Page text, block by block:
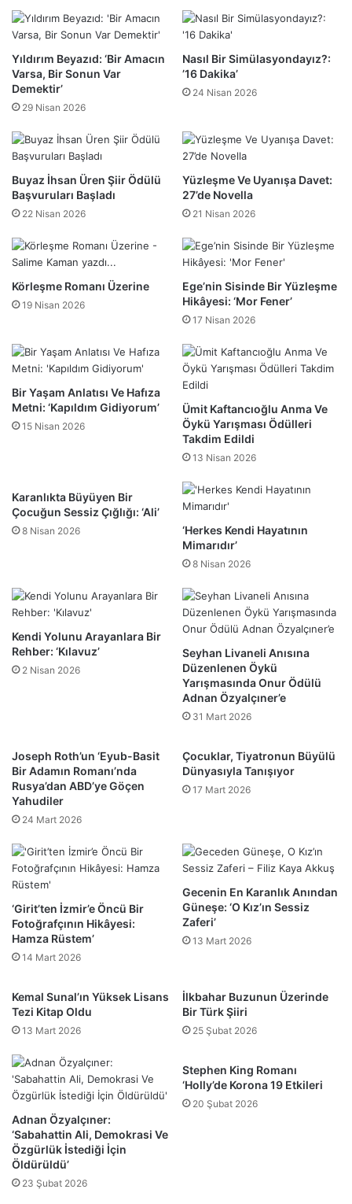
Yıldırım Beyazıd: ‘Bir Amacın
Varsa, Bir Sonun Var
Demektir’
29 Nisan 2026
Nasıl Bir Simülasyondayız?:
’16 Dakika’
24 Nisan 2026
Buyaz İhsan Üren Şiir Ödülü
Başvuruları Başladı
22 Nisan 2026
Yüzleşme Ve Uyanışa Davet:
27’de Novella
21 Nisan 2026
Körleşme Romanı Üzerine
19 Nisan 2026
Ege’nin Sisinde Bir Yüzleşme
Hikâyesi: ‘Mor Fener’
17 Nisan 2026
Bir Yaşam Anlatısı Ve Hafıza
Metni: ‘Kapıldım Gidiyorum’
15 Nisan 2026
Ümit Kaftancıoğlu Anma Ve
Öykü Yarışması Ödülleri
Takdim Edildi
13 Nisan 2026
Karanlıkta Büyüyen Bir
Çocuğun Sessiz Çığlığı: ‘Ali’
8 Nisan 2026
‘Herkes Kendi Hayatının
Mimarıdır’
8 Nisan 2026
Kendi Yolunu Arayanlara Bir
Rehber: ‘Kılavuz’
2 Nisan 2026
Seyhan Livaneli Anısına
Düzenlenen Öykü
Yarışmasında Onur Ödülü
Adnan Özyalçıner’e
31 Mart 2026
Joseph Roth’un ‘Eyub-Basit
Bir Adamın Romanı’nda
Rusya’dan ABD’ye Göçen
Yahudiler
24 Mart 2026
Çocuklar, Tiyatronun Büyülü
Dünyasıyla Tanışıyor
17 Mart 2026
‘Girit’ten İzmir’e Öncü Bir
Fotoğrafçının Hikâyesi:
Hamza Rüstem’
14 Mart 2026
Gecenin En Karanlık Anından
Güneşe: ‘O Kız’ın Sessiz
Zaferi’
13 Mart 2026
Kemal Sunal’ın Yüksek Lisans
Tezi Kitap Oldu
13 Mart 2026
İlkbahar Buzunun Üzerinde
Bir Türk Şiiri
25 Şubat 2026
Adnan Özyalçıner:
‘Sabahattin Ali, Demokrasi Ve
Özgürlük İstediği İçin
Öldürüldü’
23 Şubat 2026
Stephen King Romanı
‘Holly’de Korona 19 Etkileri
20 Şubat 2026